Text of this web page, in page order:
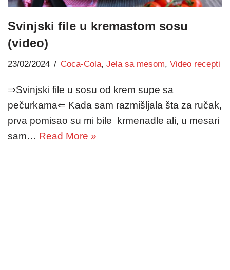
Svinjski file u kremastom sosu
(video)
23/02/2024 Coca-Cola, Jela sa mesom, Video recepti
⇒Svinjski file u sosu od krem supe sa
pečurkama⇐ Kada sam razmišljala šta za ručak,
prva pomisao su mi bile krmenadle ali, u mesari
sam… Read More »